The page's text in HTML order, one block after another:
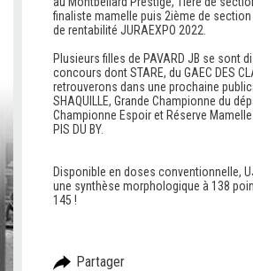
finaliste mamelle puis 2ième de section
de rentabilité JURAEXPO 2022.
Plusieurs filles de PAVARD JB se sont
concours dont STARE, du GAEC DES
retrouverons dans une prochaine
SHAQUILLE, Grande Championne du
Championne Espoir et Réserve
PIS DU BY.
Disponible en doses conventionnelle,
une synthèse morphologique à 138
145 !
Partager